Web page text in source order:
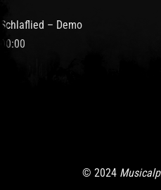
Schlaflied – Demo
00:00
© 2024